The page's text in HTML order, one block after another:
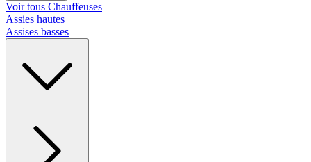
Voir tous Chauffeuses
Assies hautes
Assises basses